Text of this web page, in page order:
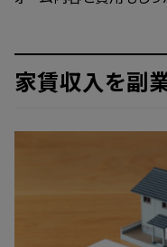
家賃収入を副